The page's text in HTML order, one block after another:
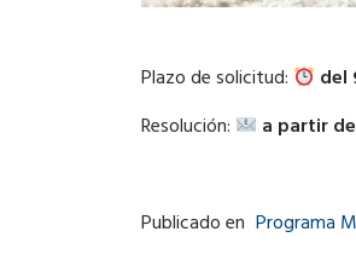
Plazo de solicitud:
del
Resolución:
a partir
Publicado en Programa